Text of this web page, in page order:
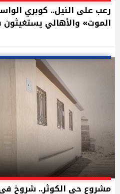
رعب على النيل.. كوبري
الموت» والأهالي يستغيثون
مشروع حي الكوثر.. شروخ